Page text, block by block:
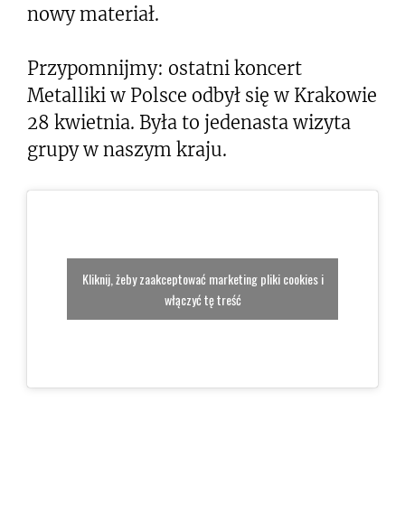
nowy materiał.
Przypomnijmy: ostatni koncert
Metalliki w Polsce odbył się w Krakowie
28 kwietnia. Była to jedenasta wizyta
grupy w naszym kraju.
Kliknij, żeby zaakceptować marketing pliki cookies i
włączyć tę treść